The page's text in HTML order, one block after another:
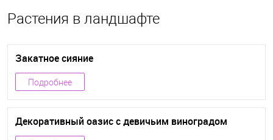
Растения в ландшафте
Закатное сияние
Подробнее
Декоративный оазис с девичьим виноградом